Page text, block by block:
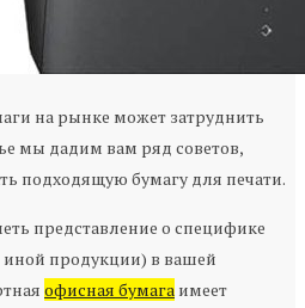
на рынке может затруднить
мы дадим вам ряд советов,
подходящую бумагу для печати.
представление о специфике
продукции) в вашей
офисная бумага имеет